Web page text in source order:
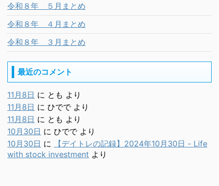
令和８年 ５月まとめ
令和８年 ４月まとめ
令和８年 ３月まとめ
最近のコメント
11月8日 に とも より
11月8日 に ひででより
11月8日 に とも より
10月30日 に ひででより
10月30日 に
【デイトレの記録】2024年10月30日 - Life
with stock investment より